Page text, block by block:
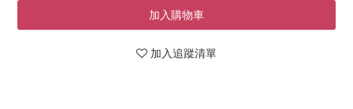
加入購物車
加入追蹤清單